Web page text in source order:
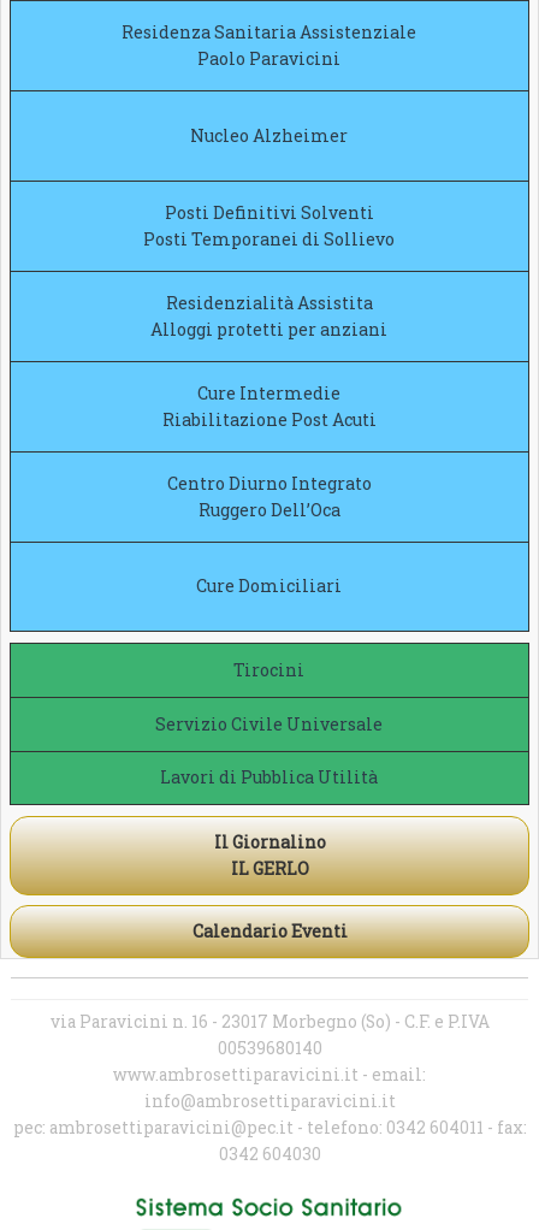
Residenza SanitariaAssistenziale
Paolo Paravicini
Nucleo Alzheimer
Posti Definitivi Solventi
Posti Temporanei di Sollievo
Residenzialità Assistita
Alloggi protetti per anziani
Cure Intermedie
Riabilitazione Post Acuti
Centro Diurno Integrato
Ruggero Dell’Oca
Cure Domiciliari
Tirocini
Servizio Civile Universale
Lavori di Pubblica Utilità
Il Giornalino
IL GERLO
Calendario Eventi
via Paravicini n. 16 - 23017 Morbegno (So) - C.F. e P.IVA
00539680140
www.ambrosettiparavicini.it - email:
info@ambrosettiparavicini.it
pec: ambrosettiparavicini@pec.it - telefono: 0342 604011 - fax:
0342 604030